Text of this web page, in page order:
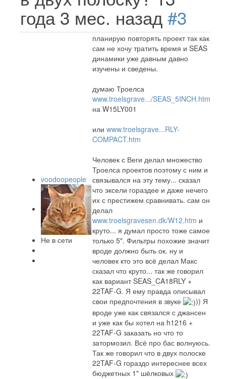
года 3 мес. назад #3
voodoopeople
Не в сети
планирую повторять проект так как
сам не хочу тратить время и SEAS
динамики уже давным давно
изучены и сведены.
думаю Троелса
www.troelsgrave.../SEAS_5INCH.htm
на W15LY001
или www.troelsgrave...RLY-
COMPACT.htm
Человек с Веги делал множество
Троелса проектов поэтому с ним и
связывался на эту тему... сказал
что эксели гораздее и даже нечего
их с престижем сравнивать. сам он
делал
www.troelsgravesen.dk/W12.htm и
круто... я думал просто тоже самое
только 5". Фильтры похожие значит
вроде должно быть ок. ну и
человек кто это всё делал Макс
сказал что круто... так же говорил
как вариант SEAS_CA18RLY +
22TAF-G. Я ему правда описывал
свои предпочтения в звуке
)) Я
вроде уже как связался с джансен
и уже как бы хотел на h1216 +
22TAF-G заказать но что то
затормозил. Всё про бас волнуюсь.
Так же говорил что в двух полоске
22TAF-G гораздо интереснее всех
бюджетных 1" шёлковых